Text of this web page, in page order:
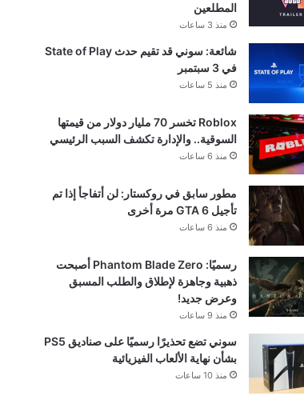
المطلعين
منذ 3 ساعات
شائعة: سوني قد تقيم حدث State of Play
في 3 سبتمبر
منذ 5 ساعات
Roblox تخسر 70 مليار دولار من قيمتها
السوقية.. والإدارة تكشف السبب الرئيسي
منذ 6 ساعات
مطور سابق في روكستار: لن أتفاجأ إذا تم
تأجيل GTA 6 مرة أخرى
منذ 6 ساعات
رسميًا: Phantom Blade Zero أصبحت
ذهبية وجاهزة لإطلاق والطلب المسبق
وعرض جديد!
منذ 9 ساعات
سوني تضع تحذيرًا رسميًا على صناديق PS5
بشأن نهاية الألعاب الفيزيائية
منذ 10 ساعات